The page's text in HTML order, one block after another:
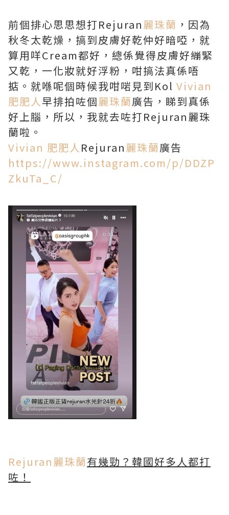
前個排心思思想打Rejuran麗珠蘭 ，因為
秋冬太乾燥，搞到皮膚好乾仲好暗啞，就
算用咩Cream都好，總係覺得皮膚好繃緊
又乾，一化妝就好浮粉，咁搞法真係唔
掂。就喺呢個時候我咁啱見到Kol Vivian
肥肥人早排拍咗個麗珠蘭廣告，睇到真係
好上腦，所以，我就去咗打Rejuran麗珠
蘭啦。
Vivian 肥肥人Rejuran麗珠蘭廣告
https://www.instagram.com/p/DDZP
ZkuTa_C/
Rejuran麗珠蘭有幾勁？韓國好多人都打
咗！